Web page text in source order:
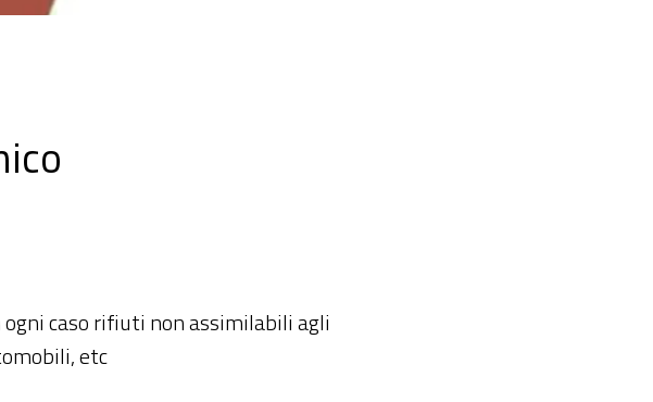
caso rifiuti non assimilabili agli
etc